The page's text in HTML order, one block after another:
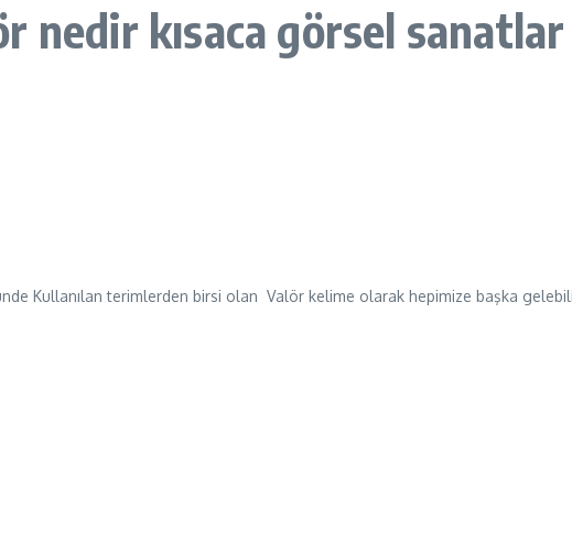
nedir kısaca görsel sanatlar
Kullanılan terimlerden birsi olan Valör kelime olarak hepimize başka